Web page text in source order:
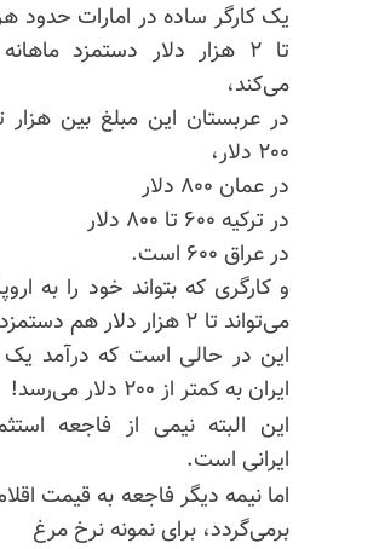
تا ۲ هزار دلار دستمزد
می‌کند،
در عربستان این مبلغ بین هزار
۲۰۰ دلار،
در عمان ۸۰۰ دلار
در ترکیه ۶۰۰ تا ۸۰۰ دلار
در عراق ۶۰۰ است.
و کارگری که بتواند خود را به
می‌تواند تا ۲ هزار دلار هم دستمزد بگیرد
این در حالی است که درآمد یک
ایران به کمتر از ۲۰۰ دلار می‌رسد!
این البته نیمی از فاجعه
ایرانی است.
اما نیمه دیگر فاجعه به قیمت
برمی‌گردد، برای نمونه نرخ مرغ